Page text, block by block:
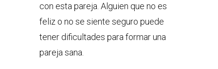
con esta pareja. Alguien que no es
feliz o no se siente seguro puede
tener dificultades para formar una
pareja sana.